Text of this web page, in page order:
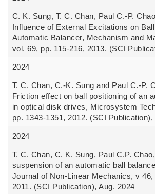
C. K. Sung, T. C. Chan, Paul C.-P.
Influence of External Excitations on
Automatic Balancer, Mechanism and
vol. 69, pp. 115-216, 2013. (SCI
2024
T. C. Chan, C.-K. Sung and Paul C.-P.
Friction effect on ball positioning of an
in optical disk drives, Microsystem
pp. 1343-1351, 2012. (SCI Publication),
2024
T. C. Chan, C. K. Sung, Paul C.P.
suspension of an automatic ball
Journal of Non-Linear Mechanics, v 46,
2011. (SCI Publication), Aug. 2024